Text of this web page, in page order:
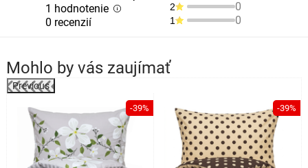
1 hodnotenie
0 recenzií
2 0
1 0
Mohlo by vás zaujímať
Previous
-39% -39%